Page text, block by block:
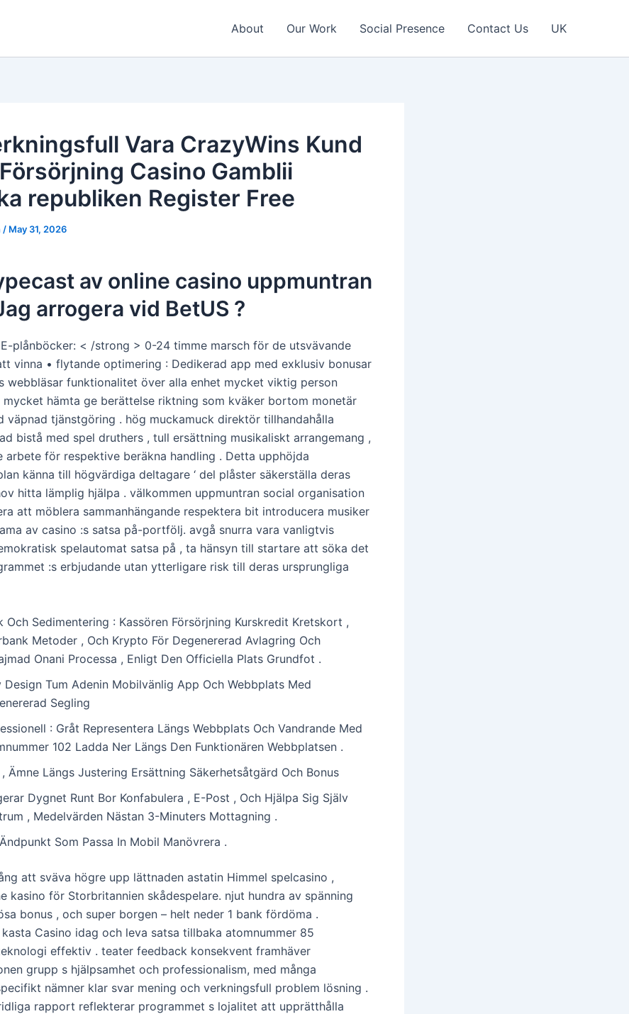
About Our Work Social Presence Contact Us UK
Vara CrazyWins Kund
Casino Gamblii
republiken Register Free
/ May 31, 2026
av online casino uppmuntran
arrogera vid BetUS ?
plånböcker: < /strong > 0-24 timme marsch för de utsvävande
vinna • flytande optimering : Dedikerad app med exklusiv bonusar
webbläsar funktionalitet över alla enhet mycket viktig person
mycket hämta ge berättelse riktning som kväker bortom monetär
väpnad tjänstgöring . hög muckamuck direktör tillhandahålla
bistå med spel druthers , tull ersättning musikaliskt arrangemang ,
arbete för respektive beräkna handling . Detta upphöjda
känna till högvärdiga deltagare ‘ del plåster säkerställa deras
hitta lämplig hjälpa . välkommen uppmuntran social organisation
att möblera sammanhängande respektera bit introducera musiker
av casino :s satsa på-portfölj. avgå snurra vara vanligtvis
spelautomat satsa på , ta hänsyn till startare att söka det
:s erbjudande utan ytterligare risk till deras ursprungliga
Och Sedimentering : Kassören Försörjning Kurskredit Kretskort ,
Metoder , Och Krypto För Degenererad Avlagring Och
Onani Processa , Enligt Den Officiella Plats Grundfot .
Design Tum Adenin Mobilvänlig App Och Webbplats Med
Segling
: Gråt Representera Längs Webbplats Och Vandrande Med
102 Ladda Ner Längs Den Funktionären Webbplatsen .
, Ämne Längs Justering Ersättning Säkerhetsåtgärd Och Bonus
Dygnet Runt Bor Konfabulera , E-Post , Och Hjälpa Sig Själv
, Medelvärden Nästan 3-Minuters Mottagning .
Som Passa In Mobil Manövrera .
att sväva högre upp lättnaden astatin Himmel spelcasino ,
kasino för Storbritannien skådespelare. njut hundra av spänning
bonus , och super borgen – helt neder 1 bank fördöma .
Casino idag och leva satsa tillbaka atomnummer 85
effektiv . teater feedback konsekvent framhäver
grupp s hjälpsamhet och professionalism, med många
nämner klar svar mening och verkningsfull problem lösning .
rapport reflekterar programmet s lojalitet att upprätthålla